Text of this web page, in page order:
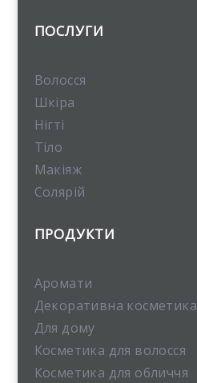
ПОСЛУГИ
Волосся
Шкіра
Нігті
Тіло
Макіяж
Солярій
ПРОДУКТИ
Аромати
Декоративна косметика
Для дому
Косметика для волосся
Косметика для обличчя